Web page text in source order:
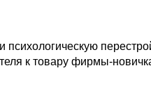
к товару фирмы-